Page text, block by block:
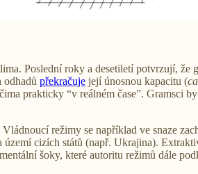
Poslední roky a desetiletí potvrzují,
odhadů překračuje její únosnou kapacitu (
prakticky “v reálném čase”. Gramsci
režimy se například ve snaze
cizích států (např. Ukrajina).
šoky, které autoritu režimů dále